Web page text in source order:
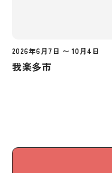
2026年6月7日 〜 10月4日
我楽多市